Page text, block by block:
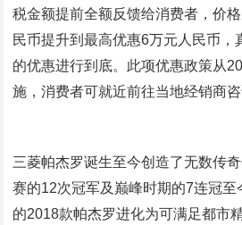
税金额提前全额反馈给消费者，价
民币提升到最高优惠6万元人民币，
的优惠进行到底。此项优惠政策从
施，消费者可就近前往当地经销商咨
三菱帕杰罗诞生至今创造了无数传
赛的12次冠军及巅峰时期的7连冠
的2018款帕杰罗进化为可满足都市